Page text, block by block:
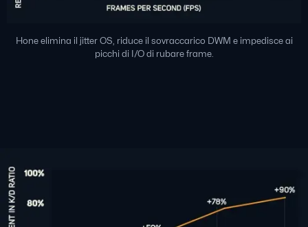
Hone elimina il jitter OS, riduce il sovraccarico DWM e impedisce ai
picchi di I/O di rubare frame.